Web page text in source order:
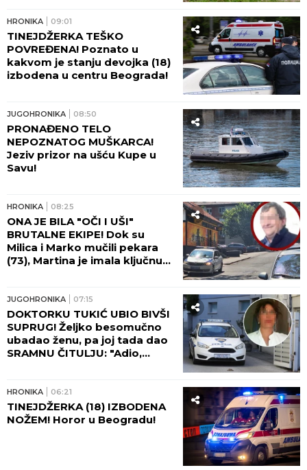
HRONIKA 09:01
TINEJDŽERKA TEŠKO
POVREĐENA! Poznato u
kakvom je stanju devojka (18)
izbodena u centru Beograda!
JUGOHRONIKA 08:50
PRONAĐENO TELO
NEPOZNATOG MUŠKARCA!
Jeziv prizor na ušću Kupe u
Savu!
HRONIKA 08:25
ONA JE BILA "OČI I UŠI"
BRUTALNE EKIPE! Dok su
Milica i Marko mučili pekara
(73), Martina je imala ključnu
automobilom!
JUGOHRONIKA 07:15
DOKTORKU TUKIĆ UBIO BIVŠI
SUPRUG! Željko besomučno
ubadao ženu, pa joj tada dao
SRAMNU ČITULJU: "Adio,
HRONIKA 06:21
TINEJDŽERKA (18) IZBODENA
NOŽEM! Horor u Beogradu!